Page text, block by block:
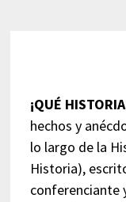
¡QUÉ
hechos y
lo largo de la
Historia),
conferenciante